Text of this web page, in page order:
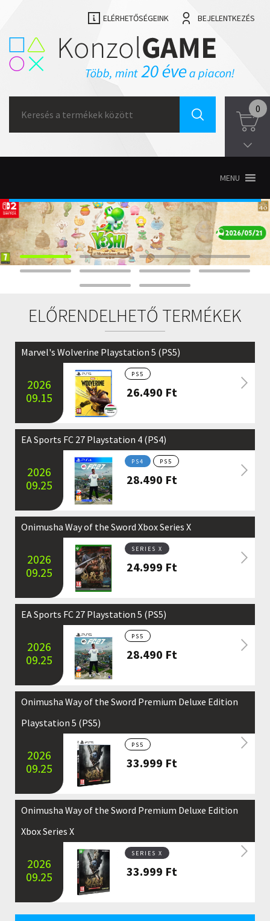
ELÉRHETŐSÉGEINK BEJELENTKEZÉS
for:
0
MENU
ELŐRENDELHETŐ TERMÉKEK
Marvel's Wolverine Playstation 5 (PS5)
2026
09.15
PS5
26.490 Ft
EA Sports FC 27 Playstation 4 (PS4)
2026
09.25
PS4 PS5
28.490 Ft
Onimusha Way of the Sword Xbox Series X
2026
09.25
SERIES X
24.999 Ft
EA Sports FC 27 Playstation 5 (PS5)
2026
09.25
PS5
28.490 Ft
Onimusha Way of the Sword Premium Deluxe Edition
Playstation 5 (PS5)
2026
09.25
PS5
33.999 Ft
Onimusha Way of the Sword Premium Deluxe Edition
Xbox Series X
2026
09.25
SERIES X
33.999 Ft